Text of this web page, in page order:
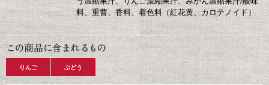
料、重曹、香料、着色料（紅花黄、カロテノイド）
りんご ぶどう